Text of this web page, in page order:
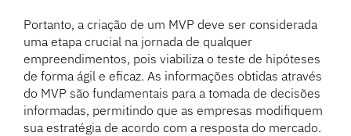
Portanto, a criação de um MVP deve ser considerada
uma etapa crucial na jornada de qualquer
empreendimentos, pois viabiliza o teste de hipóteses
de forma ágil e eficaz. As informações obtidas através
do MVP são fundamentais para a tomada de decisões
informadas, permitindo que as empresas modifiquem
sua estratégia de acordo com a resposta do mercado.